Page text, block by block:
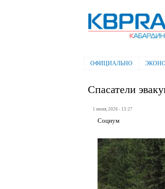
Электронная газета
Балкарская правда"
Главное меню
ОФИЦИАЛЬНО
Спасатели
1 июня, 2026 - 13:27
Социум